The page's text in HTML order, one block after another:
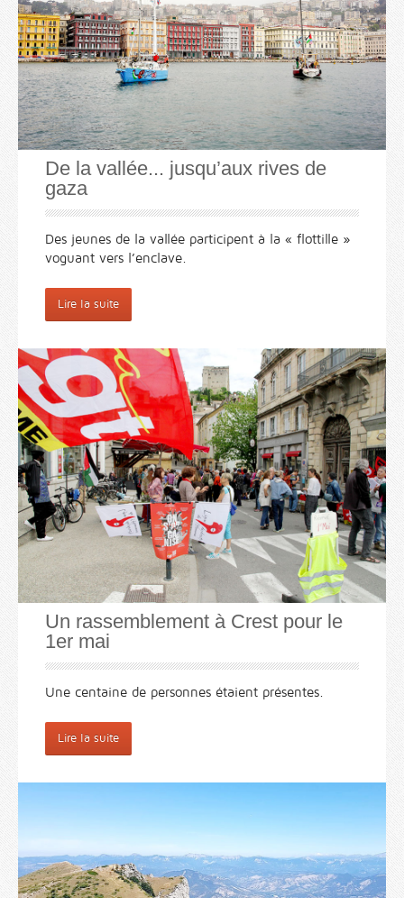
De la vallée... jusqu’aux rives de
gaza
Des jeunes de la vallée participent à la « flottille »
voguant vers l’enclave.
Lire la suite
Un rassemblement à Crest pour le
1er mai
Une centaine de personnes étaient présentes.
Lire la suite